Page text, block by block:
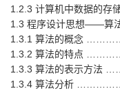
1.2.3 计算机中数据
1.3 程序设计思想
1.3.1 算法的概念
1.3.2 算法的特点
1.3.3 算法的表示
1.3.4 算法分析